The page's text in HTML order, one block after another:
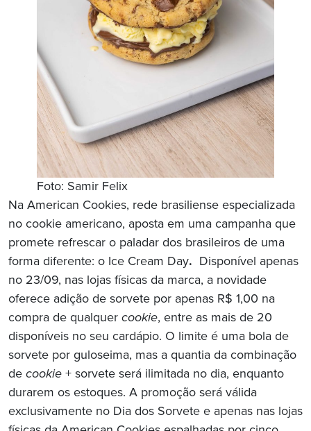
Foto: Samir Felix
Na American Cookies, rede brasiliense especializada
no cookie americano, aposta em uma campanha que
promete refrescar o paladar dos brasileiros de uma
forma diferente: o Ice Cream Day. Disponível apenas
no 23/09, nas lojas físicas da marca, a novidade
oferece adição de sorvete por apenas R$ 1,00 na
compra de qualquer cookie, entre as mais de 20
disponíveis no seu cardápio. O limite é uma bola de
sorvete por guloseima, mas a quantia da combinação
de cookie + sorvete será ilimitada no dia, enquanto
durarem os estoques. A promoção será válida
exclusivamente no Dia dos Sorvete e apenas nas lojas